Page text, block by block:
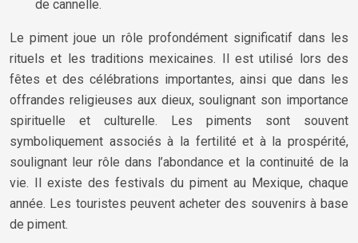
de cannelle.
Le piment joue un rôle profondément significatif dans les
rituels et les traditions mexicaines. Il est utilisé lors des
fêtes et des célébrations importantes, ainsi que dans les
offrandes religieuses aux dieux, soulignant son importance
spirituelle et culturelle. Les piments sont souvent
symboliquement associés à la fertilité et à la prospérité,
soulignant leur rôle dans l’abondance et la continuité de la
vie. Il existe des festivals du piment au Mexique, chaque
année. Les touristes peuvent acheter des souvenirs à base
de piment.